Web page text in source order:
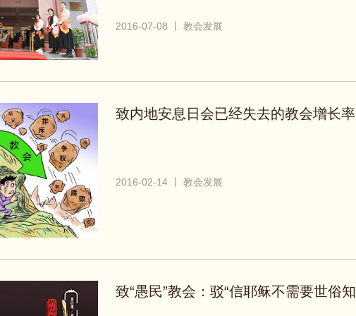
2016-07-08 丨 教会发展
致内地安息日会已经失去的教会增长率
2016-02-14 丨 教会发展
致“愚民”教会：驳“信耶稣不需要世俗